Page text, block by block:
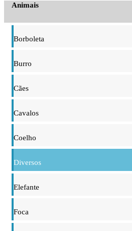
Animais
Borboleta
Burro
Cães
Cavalos
Coelho
Diversos
Elefante
Foca